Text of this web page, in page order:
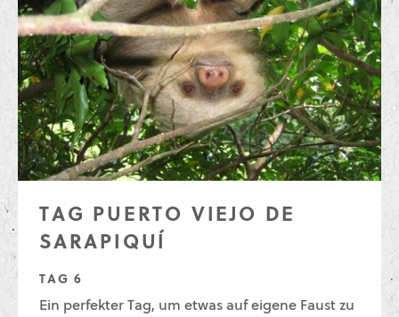
TAG PUERTO VIEJO DE
SARAPIQUÍ
TAG 6
Ein perfekter Tag, um etwas auf eigene Faust zu